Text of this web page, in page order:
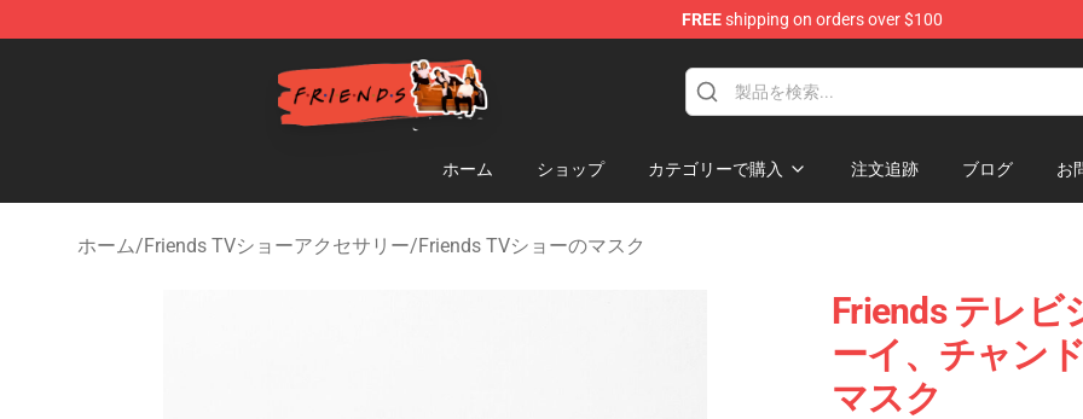
FREEshipping on orders over $100
Friends Store - Official Friends Merchandise Shop
ホーム ショップ カテゴリーで購入 注文追跡 ブログ お
ホーム/Friends TVショーアクセサリー/Friends TVショーのマスク
Friends テレビ
ーイ、チャン
マスク